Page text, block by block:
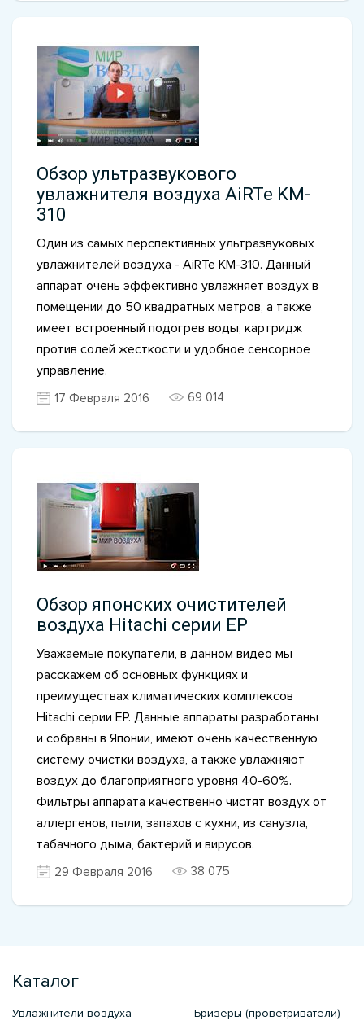
Обзор ультразвукового
увлажнителя воздуха AiRTe KM-
310
Один из самых перспективных ультразвуковых
увлажнителей воздуха - AiRTe KM-310. Данный
аппарат очень эффективно увлажняет воздух в
помещении до 50 квадратных метров, а также
имеет встроенный подогрев воды, картридж
против солей жесткости и удобное сенсорное
управление.
17 Февраля 2016 69 014
Обзор японских очистителей
воздуха Hitachi серии EP
Уважаемые покупатели, в данном видео мы
расскажем об основных функциях и
преимуществах климатических комплексов
Hitachi серии EP. Данные аппараты разработаны
и собраны в Японии, имеют очень качественную
систему очистки воздуха, а также увлажняют
воздух до благоприятного уровня 40-60%.
Фильтры аппарата качественно чистят воздух от
аллергенов, пыли, запахов с кухни, из санузла,
табачного дыма, бактерий и вирусов.
29 Февраля 2016 38 075
Каталог
Увлажнители воздуха
Бризеры (проветриватели)